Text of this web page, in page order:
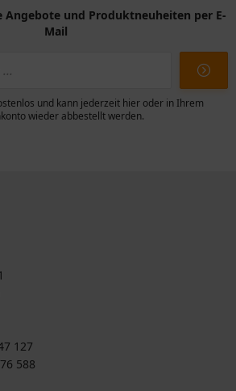
Angebote und Produktneuheiten per E-
Mail
und kann jederzeit hier oder in Ihrem
wieder abbestellt werden.
127
588